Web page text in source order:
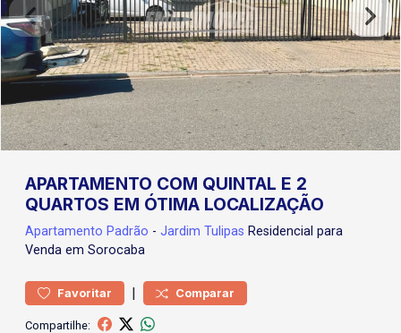
APARTAMENTO COM QUINTAL E 2
QUARTOS EM ÓTIMA LOCALIZAÇÃO
Apartamento Padrão - Jardim Tulipas Residencial para
Venda em Sorocaba
Favoritar | Comparar
Compartilhe: